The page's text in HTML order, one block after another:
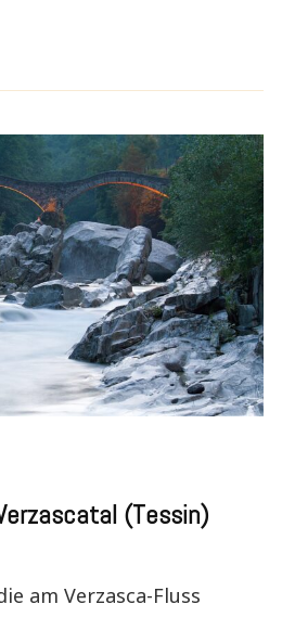
(Tessin)
am Verzasca-Fluss